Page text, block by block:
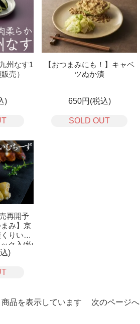
州なす1
売）
)
【おつまみにも！】キャベ
ツぬか漬
650円(税込)
SOLD OUT
再開予
み】京
りいむ
ク入(約
)
品を表示しています 次のページへ